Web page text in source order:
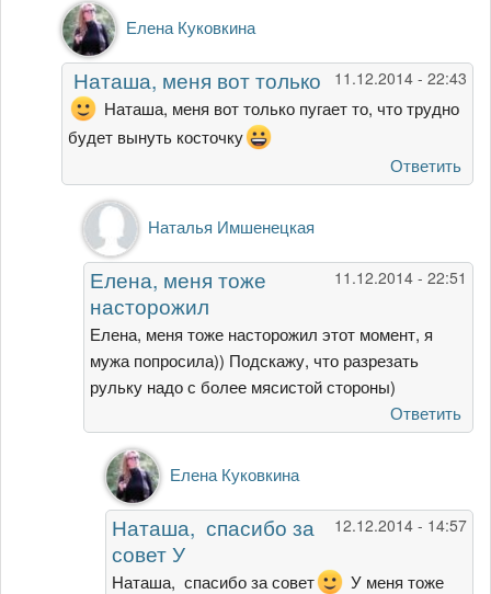
Ответ
на
Спасибо
Вам,
Елена!
Нам
тоже
Наталья
Имшенецкая
Елена Куковкина
11.12.2014 - 22:43
Наташа, меня вот только
Наташа, меня вот только пугает то, что трудно
будет вынуть косточку
Ответить
Ответ
на
Наташа,
меня
вот
только
Елена
Куковкина
Наталья Имшенецкая
11.12.2014 - 22:51
Елена, меня тоже
насторожил
Елена, меня тоже насторожил этот момент, я
мужа попросила)) Подскажу, что разрезать
рульку надо с более мясистой стороны)
Ответить
Ответ
на
Елена,
меня
тоже
насторожил
Елена Куковкина
12.12.2014 - 14:57
Наташа, спасибо за
совет У
Наташа, спасибо за совет
У меня тоже